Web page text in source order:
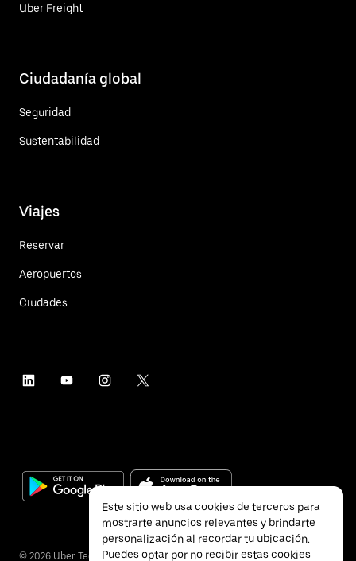
Uber Freight
Ciudadanía global
Seguridad
Sustentabilidad
Viajes
Reservar
Aeropuertos
Ciudades
© 2026 Uber Technologies Inc.
Este sitio web usa cookies de terceros para
mostrarte anuncios relevantes y brindarte
personalización al recordar tu ubicación.
Puedes optar por no recibir estas cookies